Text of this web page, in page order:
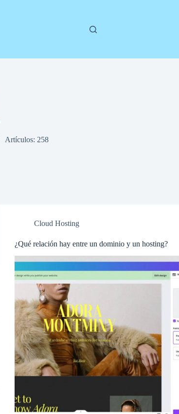
Artículos: 258
Cloud Hosting
¿Qué relación hay entre un dominio y un hosting?